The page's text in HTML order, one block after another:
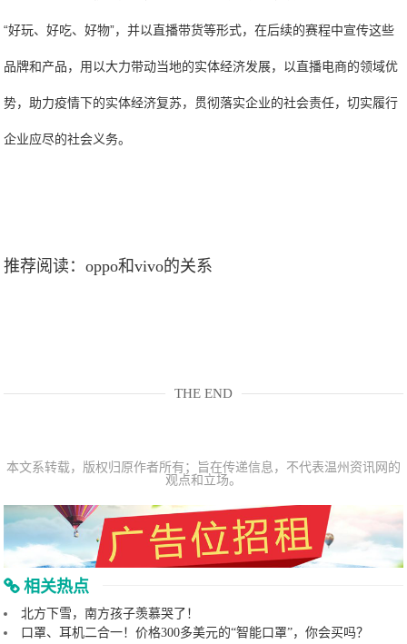
“好玩、好吃、好物”，并以直播带货等形式，在后续的赛程中宣传这些
品牌和产品，用以大力带动当地的实体经济发展，以直播电商的领域优
势，助力疫情下的实体经济复苏，贯彻落实企业的社会责任，切实履行
企业应尽的社会义务。
推荐阅读：oppo和vivo的关系
THE END
本文系转载，版权归原作者所有；旨在传递信息，不代表温州资讯网的
观点和立场。
相关热点
北方下雪，南方孩子羡慕哭了！
口罩、耳机二合一！价格300多美元的“智能口罩”，你会买吗？